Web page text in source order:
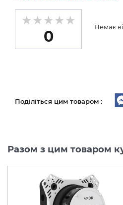
0
Немає
Поділіться цим товаром :
Разом з цим товаром